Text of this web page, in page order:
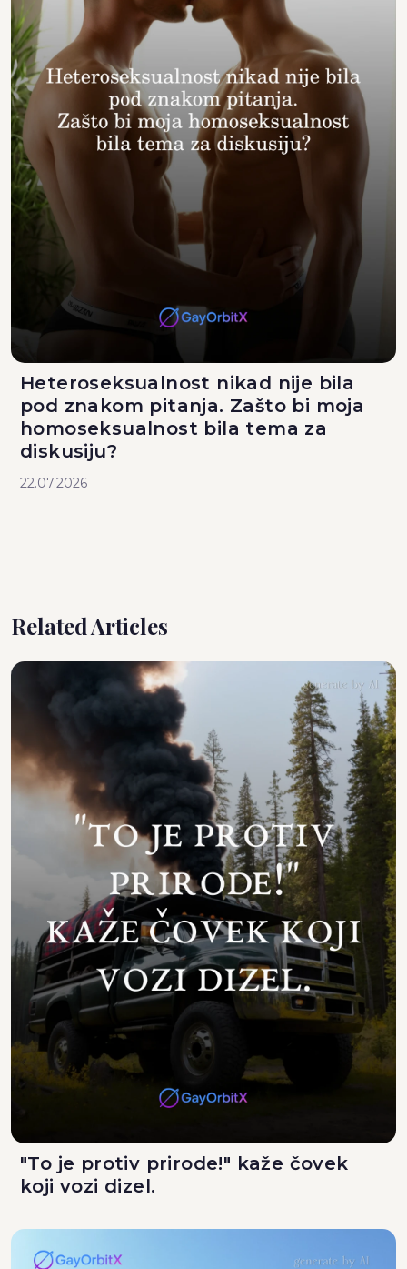
Heteroseksualnost nikad nije bila
pod znakom pitanja. Zašto bi moja
homoseksualnost bila tema za
diskusiju?
22.07.2026
Related Articles
"To je protiv prirode!" kaže čovek
koji vozi dizel.